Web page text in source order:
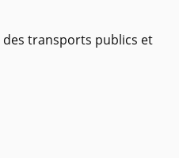
des transports publics et